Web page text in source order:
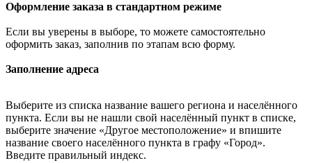
Оформление заказа в стандартном режиме
Если вы уверены в выборе, то можете самостоятельно
оформить заказ, заполнив по этапам всю форму.
Заполнение адреса
Выберите из списка название вашего региона и населённого
пункта. Если вы не нашли свой населённый пункт в списке,
выберите значение «Другое местоположение» и впишите
название своего населённого пункта в графу «Город».
Введите правильный индекс.